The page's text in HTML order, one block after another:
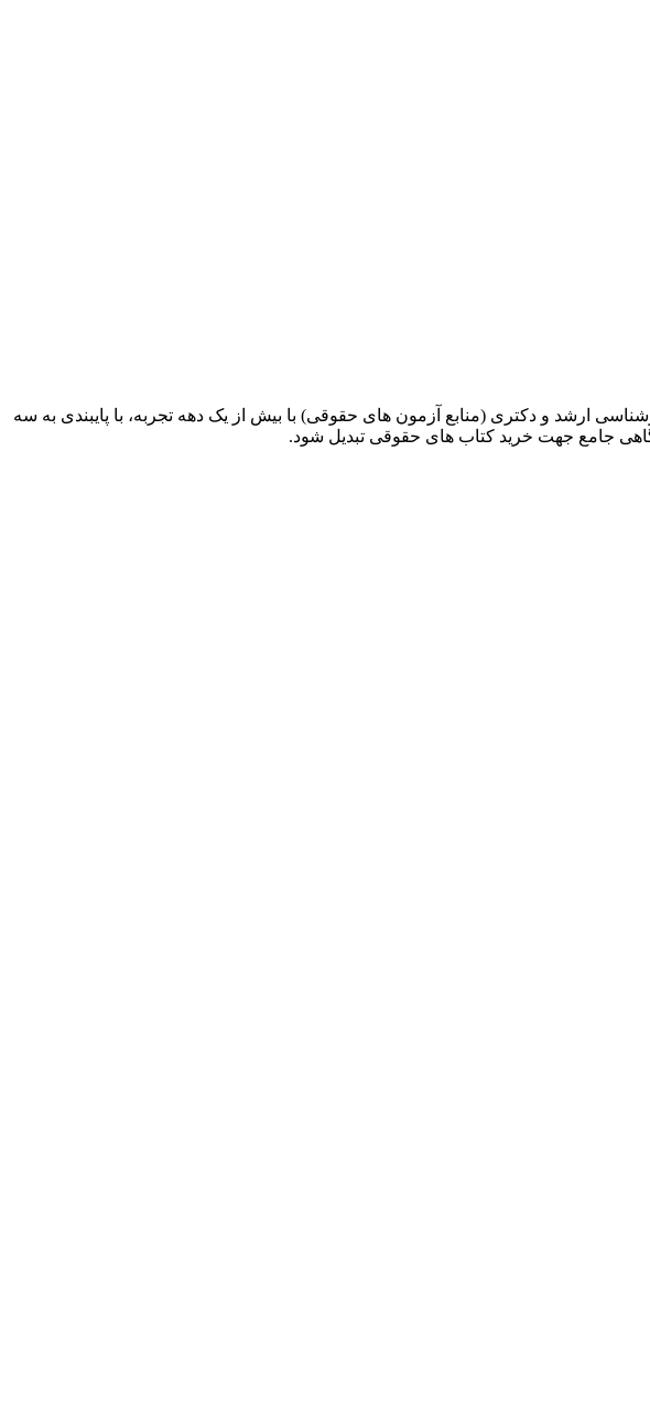
ارشد و دکتری (منابع آزمون های حقوقی) با بیش از یک دهه تجربه، با پایبندی به سه
جامع جهت خرید کتاب های حقوقی تبدیل شود.